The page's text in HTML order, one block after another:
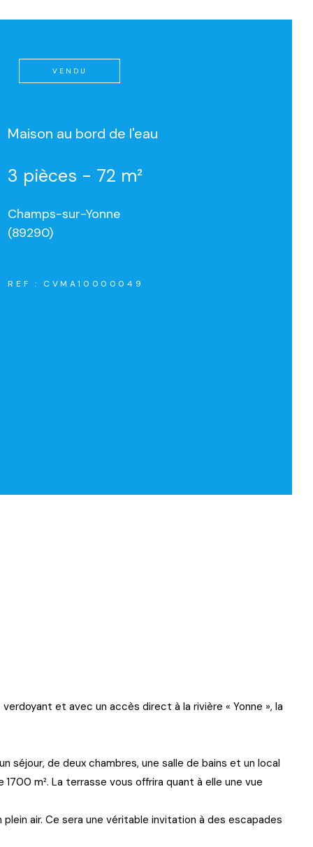
VENDU
Maison au bord de l'eau
3 pièces - 72 m²
Champs-sur-Yonne
(89290)
REF : CVMA10000049
et avec un accès direct à la rivière « Yonne », la
séjour, de deux chambres, une salle de bains et un local
m². La terrasse vous offrira quant à elle une vue
air. Ce sera une véritable invitation à des escapades